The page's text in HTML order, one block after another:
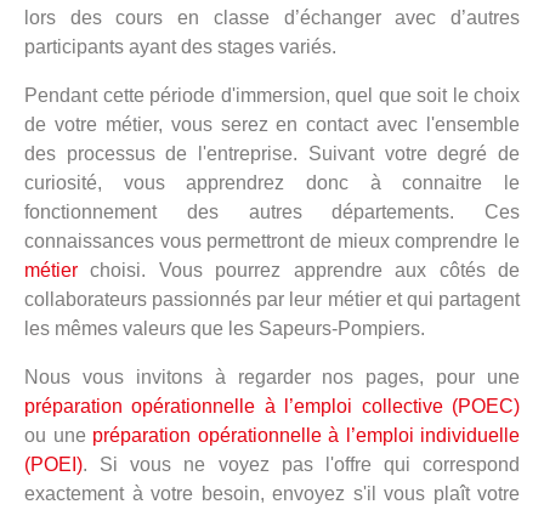
lors des cours en classe d’échanger avec d’autres
participants ayant des stages variés.
Pendant cette période d'immersion, quel que soit le choix
de votre métier, vous serez en contact avec l'ensemble
des processus de l'entreprise. Suivant votre degré de
curiosité, vous apprendrez donc à connaitre le
fonctionnement des autres départements. Ces
connaissances vous permettront de mieux comprendre le
métier choisi. Vous pourrez apprendre aux côtés de
collaborateurs passionnés par leur métier et qui partagent
les mêmes valeurs que les Sapeurs-Pompiers.
Nous vous invitons à regarder nos pages, pour une
préparation opérationnelle à l’emploi collective (POEC)
ou une préparation opérationnelle à l’emploi individuelle
(POEI). Si vous ne voyez pas l'offre qui correspond
exactement à votre besoin, envoyez s'il vous plaît votre